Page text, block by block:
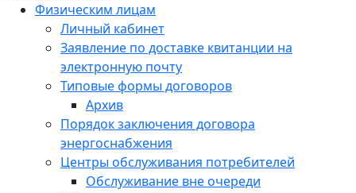
Физическим лицам
Личный кабинет
Заявление по доставке квитанции на
электронную почту
Типовые формы договоров
Архив
Порядок заключения договора
энергоснабжения
Центры обслуживания потребителей
Обслуживание вне очереди